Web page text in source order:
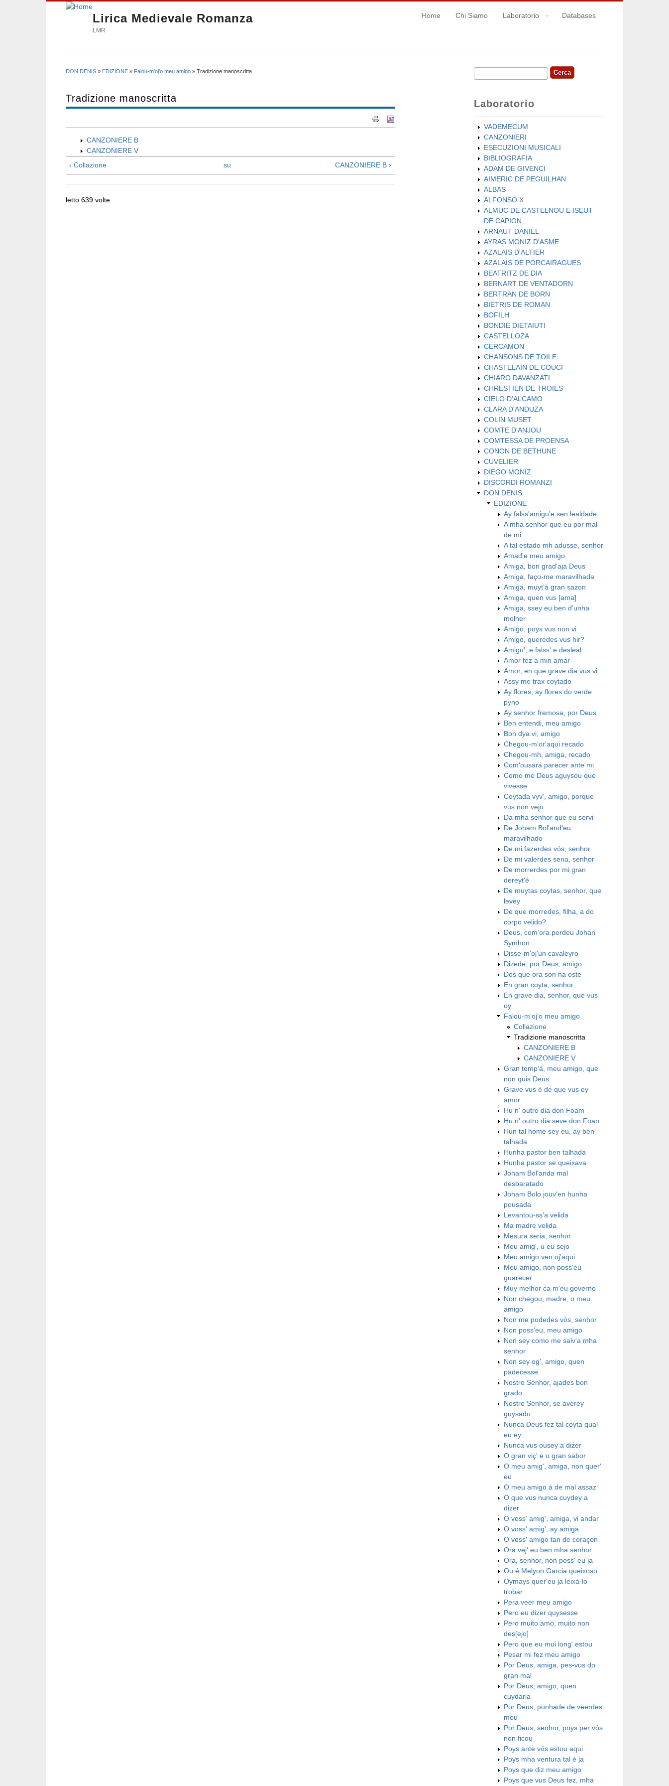
Lirica Medievale Romanza
LMR
Home Chi Siamo Laboratorio Databases
DON DENIS » EDIZIONE » Falou-m'oj'o meu amigo » Tradizione manoscritta
Tradizione manoscritta
CANZONIERE B
CANZONIERE V
‹ Collazione
su CANZONIERE B ›
letto 639 volte
Form di ricerca
Cerca
Laboratorio
VADEMECUM
CANZONIERI
ESECUZIONI MUSICALI
BIBLIOGRAFIA
ADAM DE GIVENCI
AIMERIC DE PEGUILHAN
ALBAS
ALFONSO X
ALMUC DE CASTELNOU E ISEUT
DE CAPION
ARNAUT DANIEL
AYRAS MONIZ D'ASME
AZALAIS D'ALTIER
AZALAIS DE PORCAIRAGUES
BEATRITZ DE DIA
BERNART DE VENTADORN
BERTRAN DE BORN
BIETRIS DE ROMAN
BOFILH
BONDIE DIETAIUTI
CASTELLOZA
CERCAMON
CHANSONS DE TOILE
CHASTELAIN DE COUCI
CHIARO DAVANZATI
CHRESTIEN DE TROIES
CIELO D'ALCAMO
CLARA D'ANDUZA
COLIN MUSET
COMTE D'ANJOU
COMTESSA DE PROENSA
CONON DE BETHUNE
CUVELIER
DIEGO MONIZ
DISCORDI ROMANZI
DON DENIS
EDIZIONE
Ay falss'amigu'e sen lealdade
A mha senhor que eu por mal
de mi
A tal estado mh adusse, senhor
Amad'e meu amigo
Amiga, bon grad'aja Deus
Amiga, faço-me maravilhada
Amiga, muyt’á gran sazon
Amiga, quen vus [ama]
Amiga, ssey eu ben d'unha
molher
Amigo, poys vus non vi
Amigo, queredes vus hir?
Amigu', e falss' e desleal
Amor fez a min amar
Amor, en que grave dia vus vi
Assy me trax coytado
Ay flores, ay flores do verde
pyno
Ay senhor fremosa, por Deus
Ben entendi, meu amigo
Bon dya vi, amigo
Chegou-m'or'aqui recado
Chegou-mh, amiga, recado
Com'ousará parecer ante mi
Como me Deus aguysou que
vivesse
Coytada vyv', amigo, porque
vus non vejo
Da mha senhor que eu servi
De Joham Bol'and'eu
maravilhado
De mi fazerdes vós, senhor
De mi valerdes seria, senhor
De morrerdes por mi gran
dereyt'é
De muytas coytas, senhor, que
levey
De que morredes, filha, a do
corpo velido?
Deus, com'ora perdeu Johan
Symhon
Disse-m'oj'un cavaleyro
Dizede, por Deus, amigo
Dos que ora son na oste
En gran coyta, senhor
En grave dia, senhor, que vus
oy
Falou-m'oj'o meu amigo
Collazione
Tradizione manoscritta
CANZONIERE B
CANZONIERE V
Gran temp'á, meu amigo, que
non quis Deus
Grave vus é de que vus ey
amor
Hu n' outro dia don Foam
Hu n' outro dia seve don Foan
Hun tal home sey eu, ay ben
talhada
Hunha pastor ben talhada
Hunha pastor se queixava
Joham Bol'anda mal
desbaratado
Joham Bolo jouv'en hunha
pousada
Levantou-ss'a velida
Ma madre velida
Mesura seria, senhor
Meu amig', u eu sejo
Meu amigo ven oj'aqui
Meu amigo, non poss'eu
guarecer
Muy melhor ca m'eu governo
Non chegou, madre, o meu
amigo
Non me podedes vós, senhor
Non poss'eu, meu amigo
Non sey como me salv'a mha
senhor
Non sey og', amigo, quen
padecesse
Nostro Senhor, ajades bon
grado
Nostro Senhor, se averey
guysado
Nunca Deus fez tal coyta qual
eu ey
Nunca vus ousey a dizer
O gran viç' e o gran sabor
O meu amig', amiga, non quer'
eu
O meu amigo á de mal assaz
O que vus nunca cuydey a
dizer
O voss' amig', amiga, vi andar
O voss' amig', ay amiga
O voss' amigo tan de coraçon
Ora vej' eu ben mha senhor
Ora, senhor, non poss' eu ja
Ou é Melyon Garcia queixoso
Oymays quer'eu ja leixá-lo
trobar
Pera veer meu amigo
Pero eu dizer quysesse
Pero muito amo, muito non
des[ejo]
Pero que eu mui long' estou
Pesar mi fez meu amigo
Por Deus, amiga, pes-vus do
gran mal
Por Deus, amigo, quen
cuydaria
Por Deus, punhade de veerdes
meu
Por Deus, senhor, poys per vós
non ficou
Poys ante vós estou aqui
Poys mha ventura tal é ja
Poys que diz meu amigo
Poys que vus Deus fez, mha